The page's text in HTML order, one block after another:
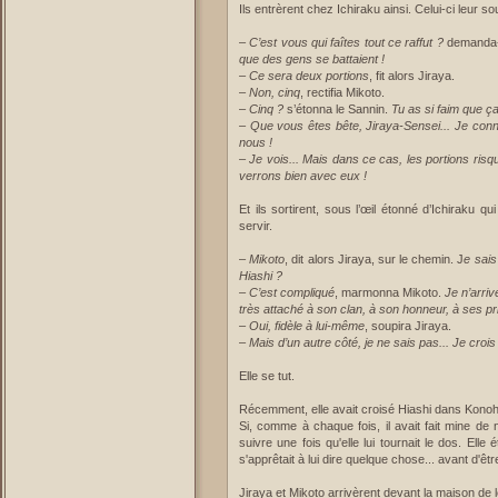
Ils entrèrent chez Ichiraku ainsi. Celui-ci leur
–C’est vous qui faîtes tout ce raffut ?
que des gens se battaient !
– Ce sera deux portions , fit alors Jiraya.
– Non, cinq , rectifia Mikoto.
– Cinq ? s’étonna le Sannin. Tu as si faim que
– Que vous êtes bête, Jiraya-Sensei... Je
nous !
– Je vois... Mais dans ce cas, les portions
verrons bien avec eux !
Et ils sortirent, sous l’œil étonné d’Ichiraku
servir.
–Mikoto , dit alors Jiraya, sur le chemin. Je sais
Hiashi ?
– C’est compliqué , marmonna Mikoto. Je
très attaché à son clan, à son honneur, à ses
– Oui, fidèle à lui-même , soupira Jiraya.
– Mais d’un autre côté, je ne sais pas... Je
Elle se tut.
Récemment, elle avait croisé Hiashi dans
Si, comme à chaque fois, il avait fait mine de
suivre une fois qu'elle lui tournait le dos. Elle
s'apprêtait à lui dire quelque chose... avant
Jiraya et Mikoto arrivèrent devant la maison de